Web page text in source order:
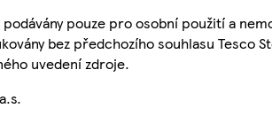
pouze pro osobní použití a
bez předchozího souhlasu Tesco
uvedení zdroje.